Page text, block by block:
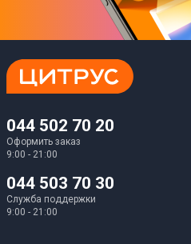
044 502 70 20
Оформить заказ
9:00 - 21:00
044 503 70 30
Служба поддержки
9:00 - 21:00